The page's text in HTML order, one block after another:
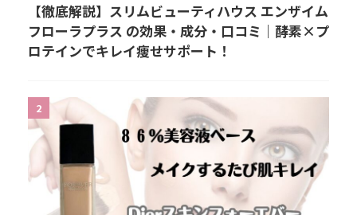
【徹底解説】スリムビューティハウス エンザイム
フローラプラス の効果・成分・口コミ｜酵素×プ
ロテインでキレイ痩せサポート！
2